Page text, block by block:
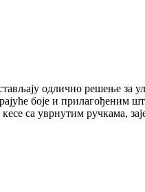
одлично решење за
боје и
са уврнутим ручкама,